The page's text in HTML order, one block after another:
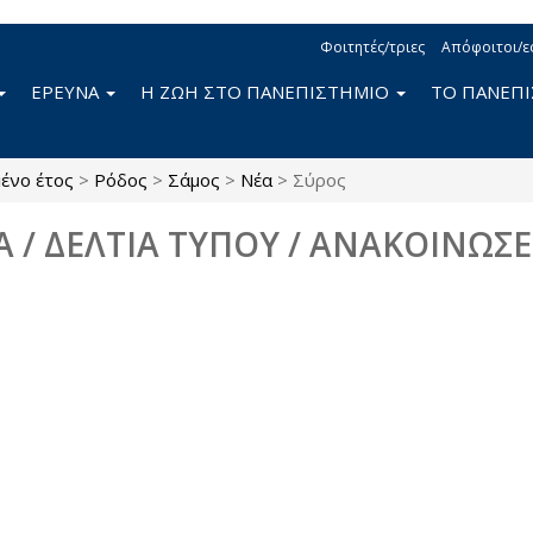
Φοιτητές/τριες Απόφοιτοι/
ΕΡΕΥΝΑ Η ΖΩΗ ΣΤΟ ΠΑΝΕΠΙΣΤΗΜΙΟ ΤΟ
έτος > Ρόδος > Σάμος > Νέα > Σύρος
/ ΔΕΛΤΙΑ ΤΥΠΟΥ /